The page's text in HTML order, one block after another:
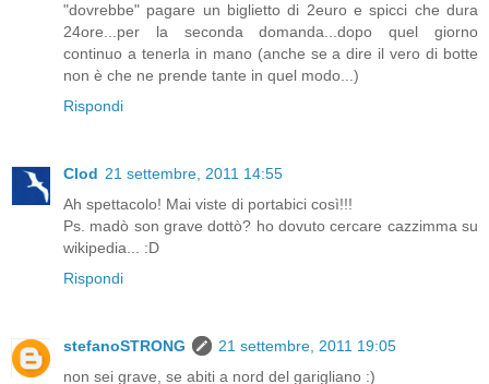
"dovrebbe" pagare un biglietto di 2euro e spicci che dura
24ore...per la seconda domanda...dopo quel giorno
continuo a tenerla in mano (anche se a dire il vero di botte
non è che ne prende tante in quel modo...)
Rispondi
Clod 21 settembre, 2011 14:55
Ah spettacolo! Mai viste di portabici così!!!
Ps. madò son grave dottò? ho dovuto cercare cazzimma su
wikipedia... :D
Rispondi
stefanoSTRONG
21 settembre, 2011 19:05
non sei grave, se abiti a nord del garigliano :)